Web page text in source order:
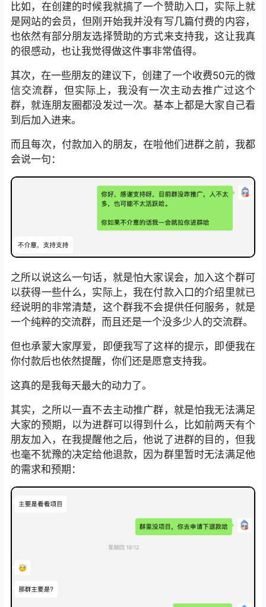
比如，在创建的时候我就搞了一个赞助入口，实际上就
是网站的会员，但刚开始我并没有写几篇付费的内容，
也依然有部分朋友选择赞助的方式来支持我，这让我真
的很感动，也让我觉得做这件事非常值得。
其次，在一些朋友的建议下，创建了一个收费50元的微
信交流群，但实际上，我没有一次主动去推广过这个
群，就连朋友圈都没发过一次。基本上都是大家自己看
到后加入进来。
而且每次，付款加入的朋友，在啦他们进群之前，我都
会说一句：
之所以说这么一句话，就是怕大家误会，加入这个群可
以获得一些什么，实际上，我在付款入口的介绍里就已
经说明的非常清楚，这个群我不会提供任何服务，就是
一个纯粹的交流群，而且还是一个没多少人的交流群。
但也承蒙大家厚爱，即便我写了这样的提示，即便我在
你付款后也依然提醒，你们还是愿意支持我。
这真的是我每天最大的动力了。
其实，之所以一直不去主动推广群，就是怕我无法满足
大家的预期，以为进群可以得到什么，比如前两天有个
朋友加入，在我提醒他之后，他说了进群的目的，但我
也毫不犹豫的决定给他退款，因为群里暂时无法满足他
的需求和预期：